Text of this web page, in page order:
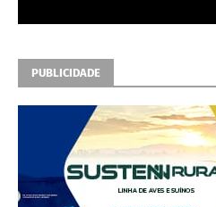
PUBLICIDADE